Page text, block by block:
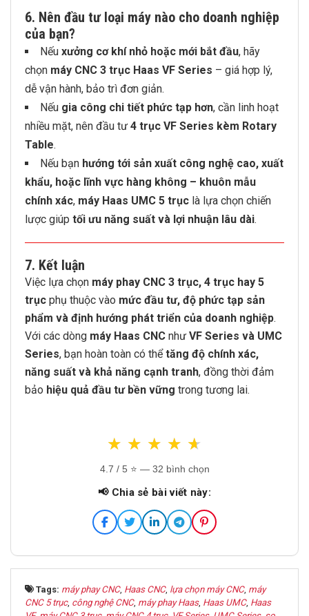
6. Nên đầu tư loại máy nào cho doanh nghiệp
của bạn?
Nếu xưởng cơ khí nhỏ hoặc mới bắt đầu, hãy
chọn máy CNC 3 trục Haas VF Series – giá hợp lý,
dễ vận hành, bảo trì đơn giản.
Nếu gia công chi tiết phức tạp hơn, cần linh hoạt
nhiều mặt, nên đầu tư 4 trục VF Series kèm Rotary
Table.
Nếu bạn hướng tới sản xuất công nghệ cao, xuất
khẩu, hoặc lĩnh vực hàng không – khuôn mẫu
chính xác, máy Haas UMC 5 trục là lựa chọn chiến
lược giúp tối ưu năng suất và lợi nhuận lâu dài.
7. Kết luận
Việc lựa chọn máy phay CNC 3 trục, 4 trục hay 5
trục phụ thuộc vào mức đầu tư, độ phức tạp sản
phẩm và định hướng phát triển của doanh nghiệp.
Với các dòng máy Haas CNC như VF Series và UMC
Series, bạn hoàn toàn có thểtăng độ chính xác,
năng suất và khả năng cạnh tranh, đồng thời đảm
bảo hiệu quả đầu tư bền vững trong tương lai.
★ ★ ★ ★ ★
★ ★ ★ ★ ★
4.7 / 5 ⭐ — 32 bình chọn
📢 Chia sẻ bài viết này:
Tags: máy phay CNC, Haas CNC, lựa chọn máy CNC, máy
CNC 5 trục, công nghệ CNC, máy phay Haas, Haas UMC, Haas